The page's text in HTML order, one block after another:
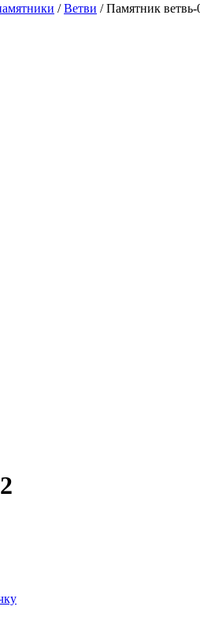
/Ветви / Памятник ветвь-